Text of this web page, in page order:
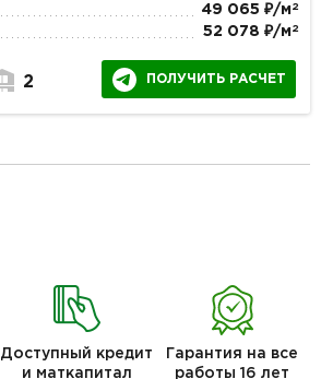
49 065 ₽/м 2
52 078 ₽/м 2
2 ПОЛУЧИТЬ РАСЧЕТ
Доступный кредит
и маткапитал
Гарантия на все
работы 16 лет